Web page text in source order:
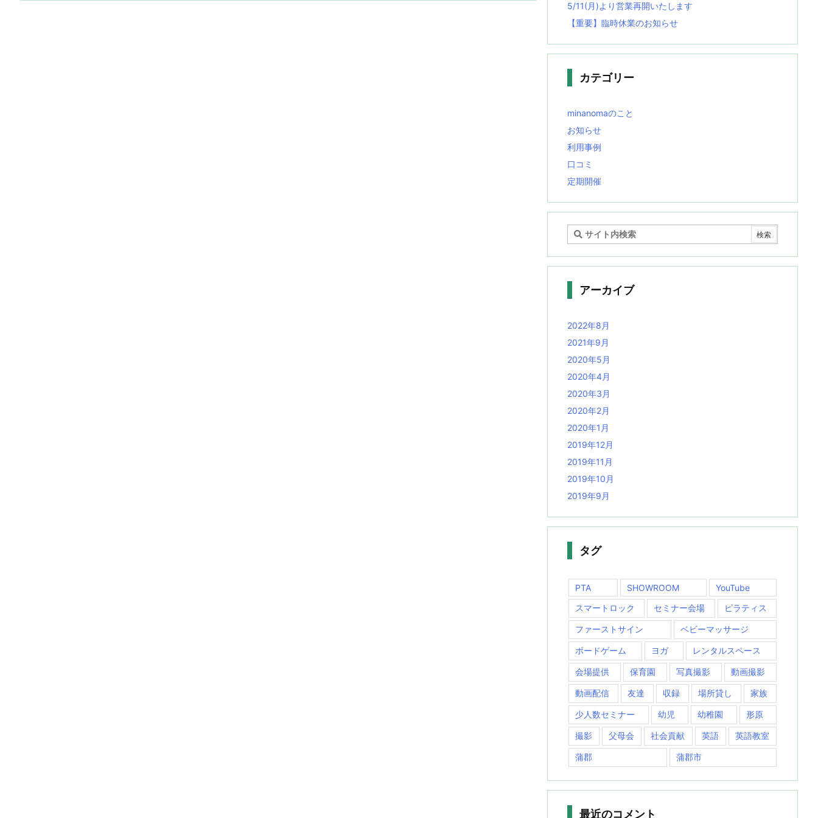
5/11(月)より営業再開いたします
【重要】臨時休業のお知らせ
カテゴリー
minanomaのこと
お知らせ
利用事例
口コミ
定期開催
アーカイブ
2022年8月
2021年9月
2020年5月
2020年4月
2020年3月
2020年2月
2020年1月
2019年12月
2019年11月
2019年10月
2019年9月
タグ
PTA SHOWROOM
YouTube
スマートロック
セミナー会場 ピラティス
ファーストサイン ベビーマッサージ
ボードゲーム ヨガ レンタルスペース
会場提供 保育園 写真撮影 動画撮影
動画配信 友達 収録 場所貸し 家族
少人数セミナー 幼児 幼稚園 形原
撮影 父母会 社会貢献 英語 英語教室
蒲郡 蒲郡市
最近のコメント